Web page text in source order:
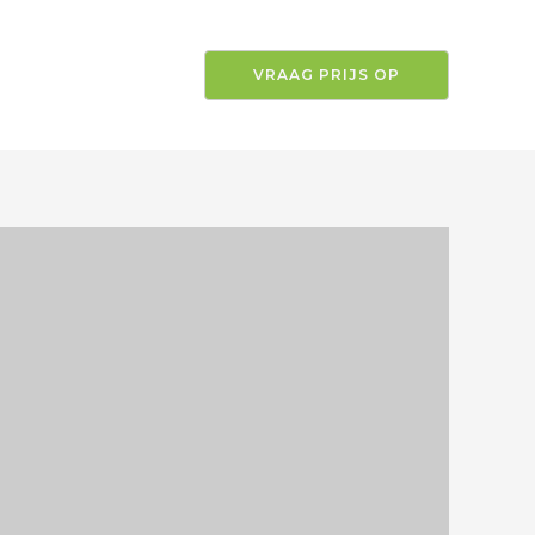
VRAAG PRIJS OP